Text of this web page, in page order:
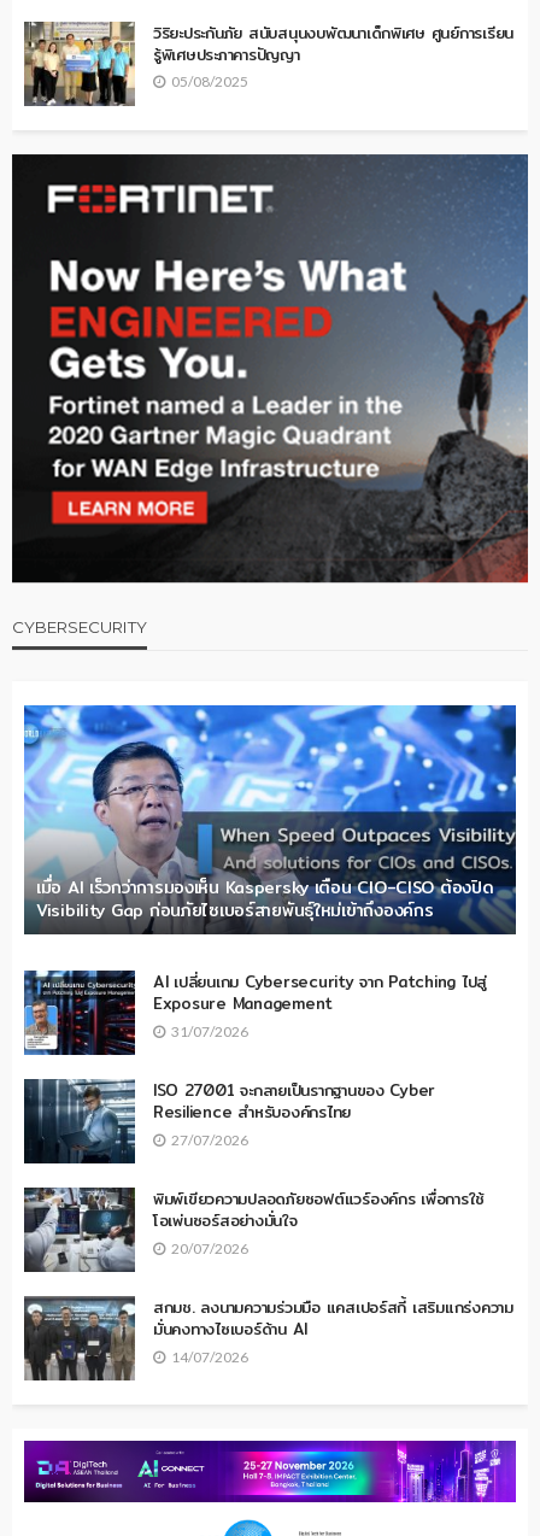
วิริยะประกันภัย สนับสนุนงบพัฒนาเด็กพิเศษ ศูนย์การเรียน
รู้พิเศษประภาคารปัญญา
05/08/2025
CYBERSECURITY
เมื่อ AI เร็วกว่าการมองเห็น Kaspersky เตือน CIO-CISO ต้องปิด
Visibility Gap ก่อนภัยไซเบอร์สายพันธุ์ใหม่เข้าถึงองค์กร
AI เปลี่ยนเกม Cybersecurity จาก Patching ไปสู่
Exposure Management
31/07/2026
ISO 27001 จะกลายเป็นรากฐานของ Cyber
Resilience สำหรับองค์กรไทย
27/07/2026
พิมพ์เขียวความปลอดภัยซอฟต์แวร์องค์กร เพื่อการใช้
โอเพ่นซอร์สอย่างมั่นใจ
20/07/2026
สกมช. ลงนามความร่วมมือ แคสเปอร์สกี้ เสริมแกร่งความ
มั่นคงทางไซเบอร์ด้าน AI
14/07/2026